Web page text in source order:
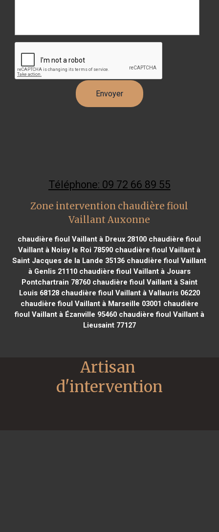
Téléphone: 09 72 66 89 55
Zone intervention chaudière fioul
Vaillant Auxonne
chaudière fioul Vaillant à Dreux 28100 chaudière fioul
Vaillant à Noisy le Roi 78590 chaudière fioul Vaillant à
Saint Jacques de la Lande 35136 chaudière fioul Vaillant
à Genlis 21110chaudière fioul Vaillant à Jouars
Pontchartrain 78760chaudière fioul Vaillant à Saint
Louis 68128chaudière fioul Vaillant à Vallauris 06220
chaudière fioul Vaillant à Marseille 03001 chaudière
fioul Vaillant à Ézanville 95460chaudière fioul Vaillant à
Lieusaint 77127
Artisan
d'intervention